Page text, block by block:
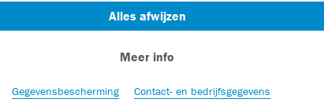
Alles afwijzen
Meer info
Gegevensbescherming Contact- en bedrijfsgegevens